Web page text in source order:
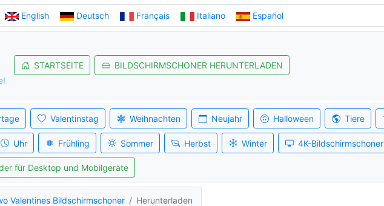
English Deutsch Français Italiano Español
STARTSEITE BILDSCHIRMSCHONER HERUNTERLADEN
Valentinstag Weihnachten Neujahr Halloween Tiere
Uhr Frühling Sommer Herbst Winter 4K-Bildschirmschoner
für Desktop und Mobilgeräte
Valentines Bildschirmschoner Herunterladen